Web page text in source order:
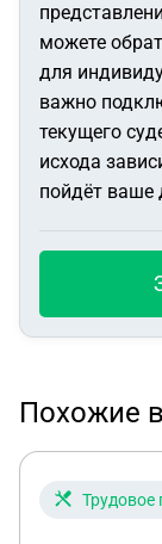
можете
для
важно
текущего
исхода
пойдёт ваше
Похожие
Трудовое